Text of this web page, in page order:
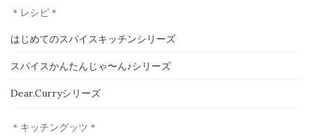
＊レシピ＊
はじめてのスパイスキッチンシリーズ
スパイスかんたんじゃ〜ん♪シリーズ
Dear.Curryシリーズ
＊キッチングッツ＊